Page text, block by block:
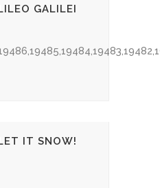
GALILEI
IT SNOW!